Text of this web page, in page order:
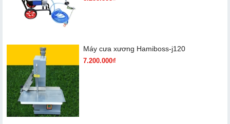
Máy cưa xương Hamiboss-j120
7.200.000₫